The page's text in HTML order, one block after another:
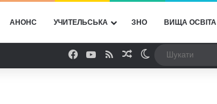
АНОНС УЧИТЕЛЬСЬКА ЗНО ВИЩА ОСВІТА
Facebook
YouTube
RSSВипадкова стаття
Switch skin